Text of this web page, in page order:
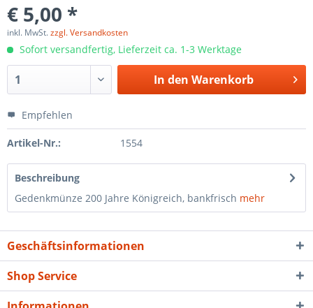
€ 5,00 *
inkl. MwSt.zzgl. Versandkosten
Sofort versandfertig, Lieferzeit ca. 1-3 Werktage
In den Warenkorb
Empfehlen
Artikel-Nr.: 1554
Beschreibung
Gedenkmünze 200 Jahre Königreich, bankfrisch mehr
Geschäftsinformationen
Shop Service